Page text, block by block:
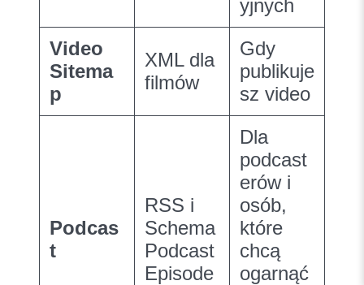
yjnych
Video
Sitema
p
XML dla
filmów
Gdy
publikuje
sz video
Podcas
t
RSS i
Schema
Podcast
Episode
Dla
podcast
erów i
osób,
które
chcą
ogarnąć